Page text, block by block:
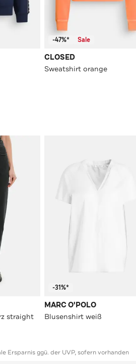
-47%* Sale
CLOSED
Sweatshirt orange
straight
-31%*
MARC O'POLO
Blusenshirt weiß
Ersparnis ggü. der UVP, sofern vorhanden